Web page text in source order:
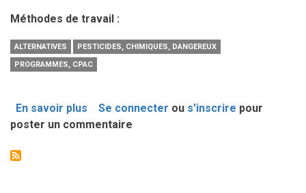
Méthodes de travail :
ALTERNATIVES
PESTICIDES, CHIMIQUES, DANGEREUX
PROGRAMMES, CPAC
En savoir plus sur
Alternatives
Se connecter ou s'inscrire pour
poster un commentaire